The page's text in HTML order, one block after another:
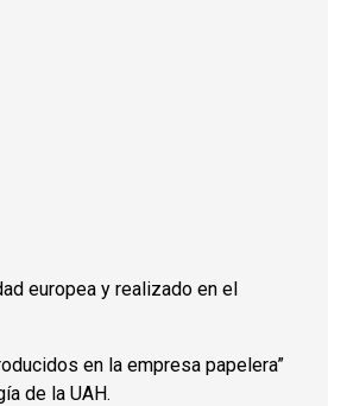
europea y realizado en el
en la empresa papelera”
de la UAH.